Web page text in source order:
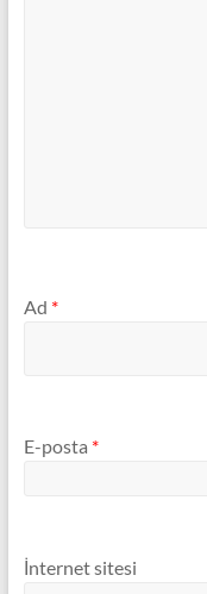
Ad *
E-posta *
İnternet sitesi